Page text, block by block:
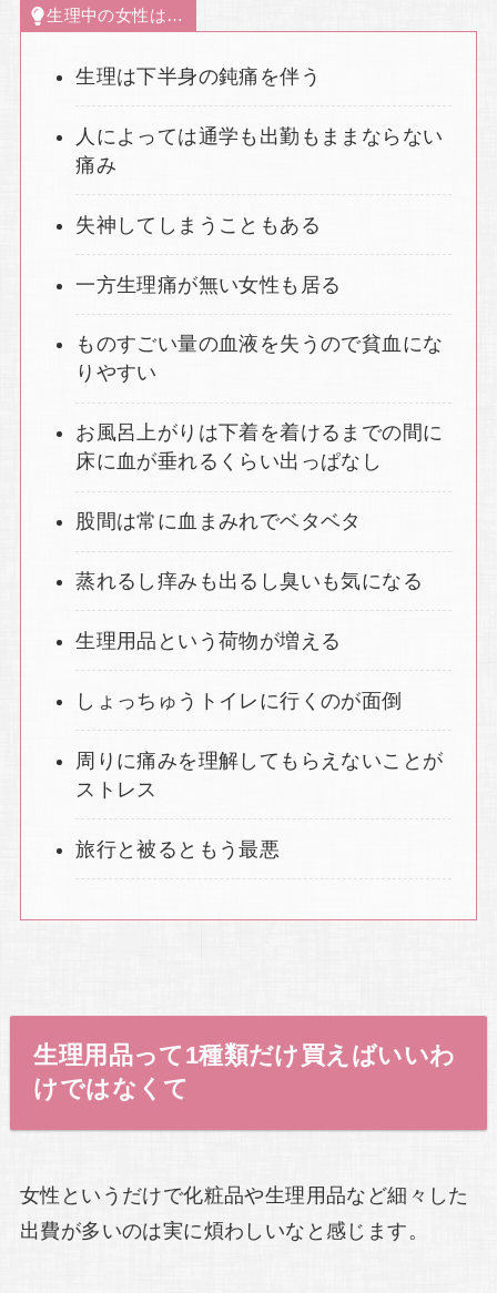
生理中の女性は…
生理は下半身の鈍痛を伴う
人によっては通学も出勤もままならない
痛み
失神してしまうこともある
一方生理痛が無い女性も居る
ものすごい量の血液を失うので貧血にな
りやすい
お風呂上がりは下着を着けるまでの間に
床に血が垂れるくらい出っぱなし
股間は常に血まみれでベタベタ
蒸れるし痒みも出るし臭いも気になる
生理用品という荷物が増える
しょっちゅうトイレに行くのが面倒
周りに痛みを理解してもらえないことが
ストレス
旅行と被るともう最悪
生理用品って1種類だけ買えばいいわ
けではなくて
女性というだけで化粧品や生理用品など細々した
出費が多いのは実に煩わしいなと感じます。